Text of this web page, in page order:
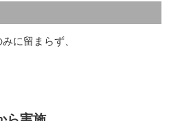
に留まらず、